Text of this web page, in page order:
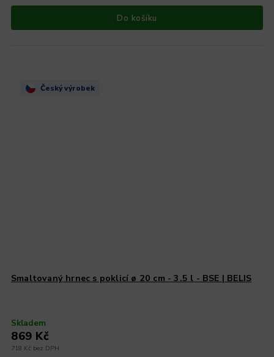
Do košíku
Český výrobek
Smaltovaný hrnec s poklicí ø 20 cm - 3.5 l - BSE | BELIS
Skladem
718 Kč bez DPH
869 Kč